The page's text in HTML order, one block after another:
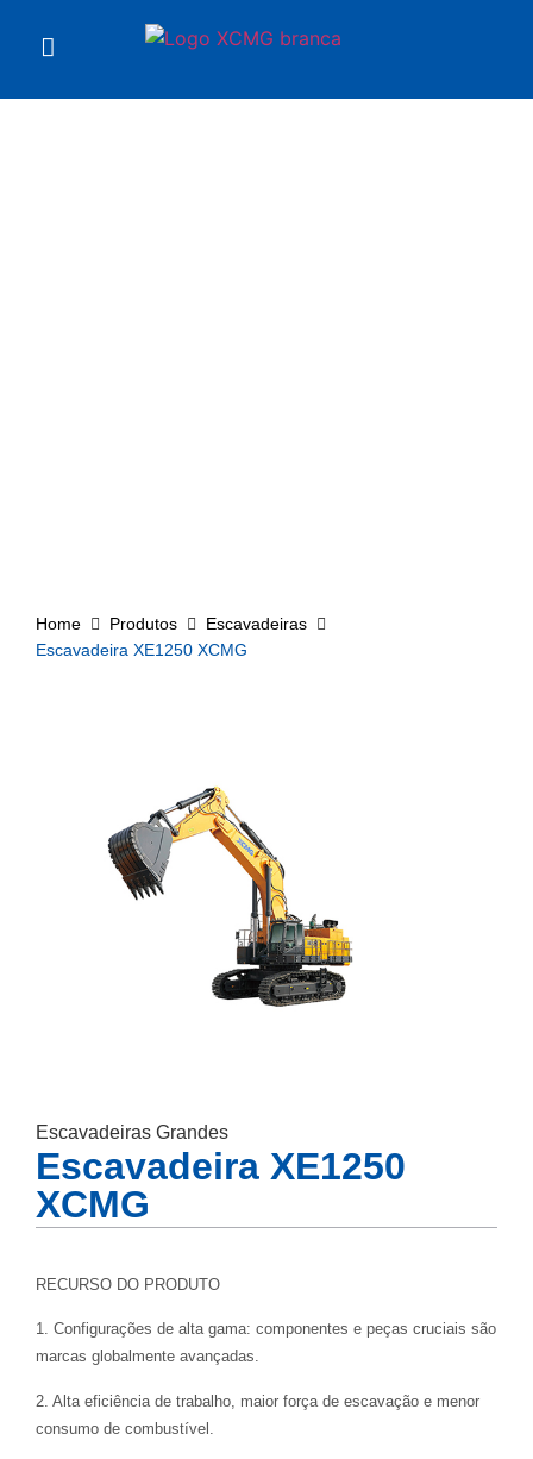
Home Produtos
Escavadeiras
Escavadeira XE1250 XCMG
Escavadeiras Grandes
Escavadeira XE1250
XCMG
RECURSO DO PRODUTO
1. Configurações de alta gama: componentes e peças cruciais são
marcas globalmente avançadas.
2. Alta eficiência de trabalho, maior força de escavação e menor
consumo de combustível.